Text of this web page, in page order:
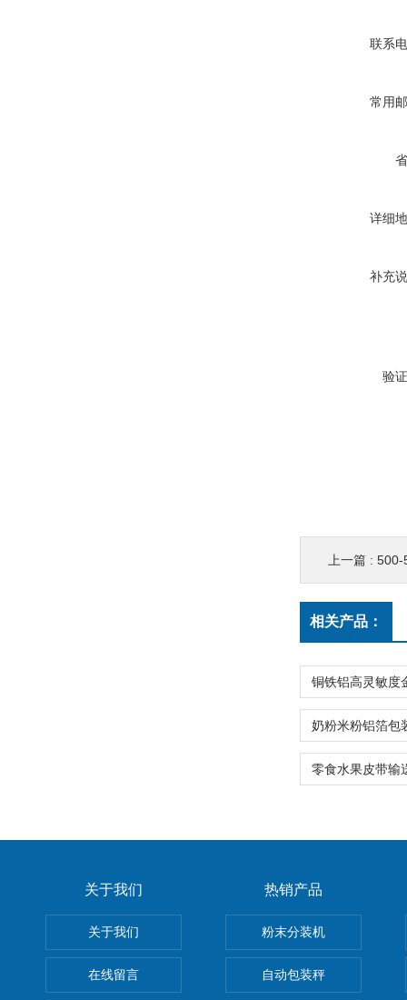
联系
常用
详细
补充
验
上一篇 : 500-
相关产品：
关于我们
关于我们
在线留言
热销产品
粉末分装机
自动包装秤